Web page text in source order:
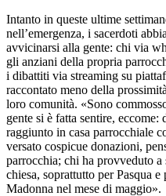
Intanto in queste ultime
nell’emergenza, i sacerdoti
avvicinarsi alla gente: chi via
gli anziani della propria
i dibattiti via streaming su
raccontato meno della
loro comunità. «Sono
gente si è fatta sentire,
raggiunto in casa parrocchiale
versato cospicue donazioni,
parrocchia; chi ha provveduto
chiesa, soprattutto per Pasqua
Madonna nel mese di maggio».